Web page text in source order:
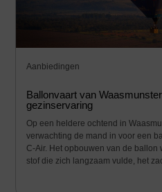
Aanbiedingen
Ballonvaart van
gezinservaring
Op een heldere ochtend in
verwachting de mand in voor een
C‑Air. Het opbouwen van de
stof die zich langzaam vulde, het